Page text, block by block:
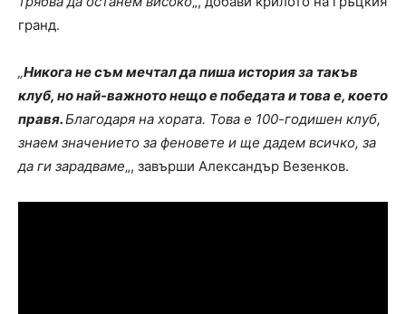
гранд.
„Никога не съм мечтал да пиша история за такъв
клуб, но най-важното нещо е победата и това е, което
правя.Благодаря на хората. Това е 100-годишен клуб,
знаем значението за феновете и ще дадем всичко, за
да ги зарадваме„, завърши Александър Везенков.